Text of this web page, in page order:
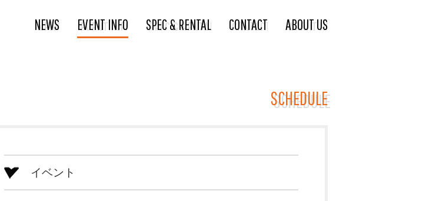
NEWS EVENT INFO SPEC & RENTAL CONTACT ABOUT US
SCHEDULE
イベント